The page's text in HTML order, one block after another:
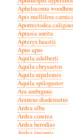
Aphelocoma
Apis mellifera
Aporrectodea
Aprasia aurita
Apteryx haastii
Apus apus
Aquila adalberti
Aquila chrysaetos
Aquila nipalensis
Aquila spilogaster
Ara ambiguus
Araneus diadematus
Ardea alba
Ardea cinerea
Ardea herodias